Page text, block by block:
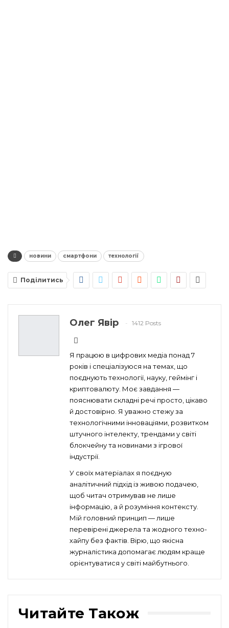
новини смартфони технології
Поділитись
Олег Явір 1412 Posts
Я працюю в цифрових медіа понад 7
років і спеціалізуюся на темах, що
поєднують технології, науку, геймінг і
криптовалюту. Моє завдання —
пояснювати складні речі просто, цікаво
й достовірно. Я уважно стежу за
технологічними інноваціями, розвитком
штучного інтелекту, трендами у світі
блокчейну та новинами з ігрової
індустрії.
У своїх матеріалах я поєдную
аналітичний підхід із живою подачею,
щоб читач отримував не лише
інформацію, а й розуміння контексту.
Мій головний принцип — лише
перевірені джерела та жодного техно-
хайпу без фактів. Вірю, що якісна
журналістика допомагає людям краще
орієнтуватися у світі майбутнього.
Читайте Також